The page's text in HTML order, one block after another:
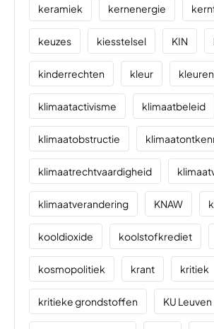
keramiek kernenergie
keuzes kiesstelsel KIN
kinderrechten kleur kleuren
klimaatactivisme klimaatbeleid
klimaatobstructie
klimaatrechtvaardigheid
klimaatverandering KNAW
kooldioxide koolstofkrediet
kosmopolitiek krant kritiek
kritieke grondstoffen KU Leuven